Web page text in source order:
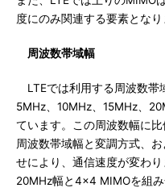
度にのみ関連する要素となり
周波数帯域幅
LTEでは利用する周波数帯
5MHz、10MHz、15MHz、
ています。この周波数幅に
周波数帯域幅と変調方式、
せにより、通信速度が変わり
20MHz幅と4×4 MIMOを組